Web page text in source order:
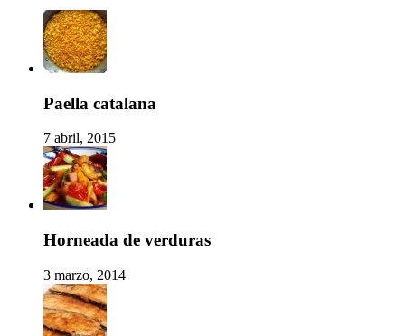
Paella catalana
7 abril, 2015
Horneada de verduras
3 marzo, 2014